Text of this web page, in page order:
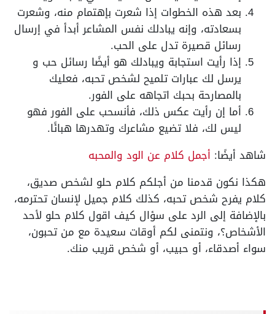
بعد هذه الخطوات إذا شعرت بإهتمام منه، وشعرت
بسعادته، وإنه يبادلك نفس المشاعر أبدأ في إرسال
رسائل قصيرة تدل على الحب.
إذا رأيت استجابة ويبادلك هو أيضًا رسائل حب و
يرسل لك عبارات تلميح لشخص تحبه، فعليك
بالمصارحة بحبك اتجاهه على الفور.
أما إن رأيت عكس ذلك، فأنسحب على الفور فهو
ليس لك، فلا تضيع مشاعرك وتهدرها هبائًا.
شاهد أيضًا: أجمل كلام عن الود والمحبه
هكذا نكون قدمنا من أجلكم كلام حلو لشخص صديق،
كلام يفرح شخص تحبه، كذلك كلام جميل لإنسان تحترمه،
بالإضافة إلى الرد على سؤال كيف اقول كلام حلو لأحد
الأشخاص؟، ونتمنى لكم أوقات سعيدة مع من تحبون،
سواء أصدقاء، أو حبيب، أو شخص قريب منك.